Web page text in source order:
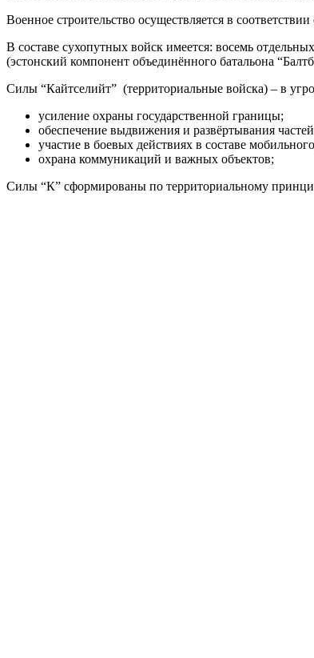
Военное строительство осуществляется в
В составе сухопутных войск имеется: восемь
(эстонский компонент объединённого батальона
Силы “Кайтселийт” (территориальные войска) – в
усиление охраны государственной границы;
обеспечение выдвижения и развёртывания
участие в боевых действиях в составе
охрана коммуникаций и важных объектов;
Силы “К” сформированы по территориальному